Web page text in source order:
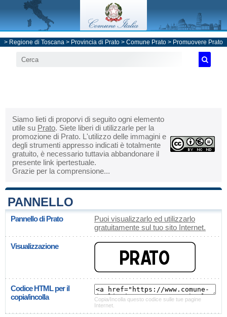
> Regione di Toscana > Provincia di Prato > Comune Prato > Promuovere Prato
Siamo lieti di proporvi di seguito ogni elemento
utile su Prato. Siete liberi di utilizzarle per la
promozione di Prato. L'utilizzo delle immagini e
degli strumenti appresso indicati è totalmente
gratuito, è necessario tuttavia abbandonare il
presente link ipertestuale.
Grazie per la comprensione...
PANNELLO
Pannello di Prato
Puoi visualizzarlo ed utilizzarlo
gratuitamente sul tuo sito Internet.
Visualizzazione
Codice HTML per il
copia/incolla
Copia/Incolla questo codice sulle tue pagine
Internet.